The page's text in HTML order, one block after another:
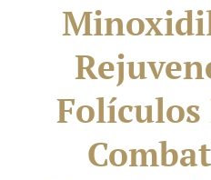
Folículos